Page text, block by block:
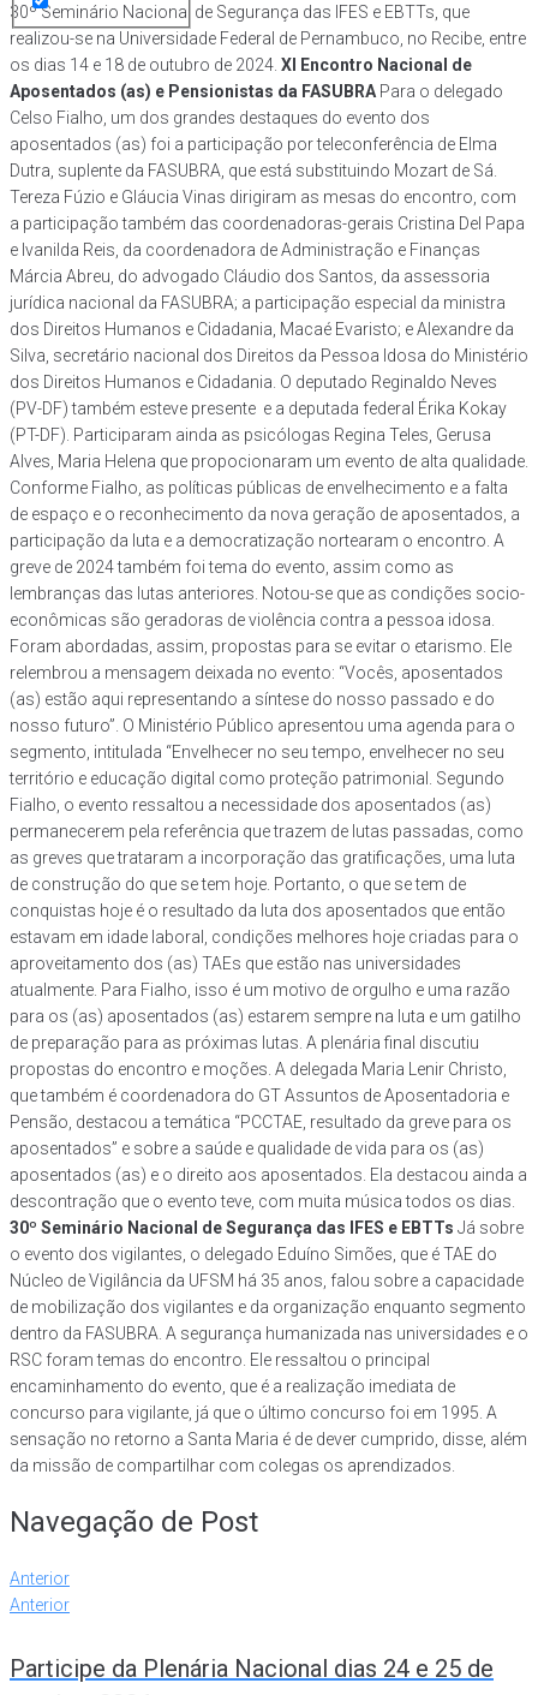
30º Seminário Nacional de Segurança das IFES e EBTTs, que
realizou-se na Universidade Federal de Pernambuco, no Recibe, entre
os dias 14 e 18 de outubro de 2024. XI Encontro Nacional de
Aposentados (as) e Pensionistas da FASUBRA Para o delegado
Celso Fialho, um dos grandes destaques do evento dos
aposentados (as) foi a participação por teleconferência de Elma
Dutra, suplente da FASUBRA, que está substituindo Mozart de Sá.
Tereza Fúzio e Gláucia Vinas dirigiram as mesas do encontro, com
a participação também das coordenadoras-gerais Cristina Del Papa
e Ivanilda Reis, da coordenadora de Administração e Finanças
Márcia Abreu, do advogado Cláudio dos Santos, da assessoria
jurídica nacional da FASUBRA; a participação especial da ministra
dos Direitos Humanos e Cidadania, Macaé Evaristo; e Alexandre da
Silva, secretário nacional dos Direitos da Pessoa Idosa do Ministério
dos Direitos Humanos e Cidadania. O deputado Reginaldo Neves
(PV-DF) também esteve presente e a deputada federal Érika Kokay
(PT-DF). Participaram ainda as psicólogas Regina Teles, Gerusa
Alves, Maria Helena que propocionaram um evento de alta qualidade.
Conforme Fialho, as políticas públicas de envelhecimento e a falta
de espaço e o reconhecimento da nova geração de aposentados, a
participação da luta e a democratização nortearam o encontro. A
greve de 2024 também foi tema do evento, assim como as
lembranças das lutas anteriores. Notou-se que as condições socio-
econômicas são geradoras de violência contra a pessoa idosa.
Foram abordadas, assim, propostas para se evitar o etarismo. Ele
relembrou a mensagem deixada no evento: “Vocês, aposentados
(as) estão aqui representando a síntese do nosso passado e do
nosso futuro”. O Ministério Público apresentou uma agenda para o
segmento, intitulada “Envelhecer no seu tempo, envelhecer no seu
território e educação digital como proteção patrimonial. Segundo
Fialho, o evento ressaltou a necessidade dos aposentados (as)
permanecerem pela referência que trazem de lutas passadas, como
as greves que trataram a incorporação das gratificações, uma luta
de construção do que se tem hoje. Portanto, o que se tem de
conquistas hoje é o resultado da luta dos aposentados que então
estavam em idade laboral, condições melhores hoje criadas para o
aproveitamento dos (as) TAEs que estão nas universidades
atualmente. Para Fialho, isso é um motivo de orgulho e uma razão
para os (as) aposentados (as) estarem sempre na luta e um gatilho
de preparação para as próximas lutas. A plenária final discutiu
propostas do encontro e moções. A delegada Maria Lenir Christo,
que também é coordenadora do GT Assuntos de Aposentadoria e
Pensão, destacou a temática “PCCTAE, resultado da greve para os
aposentados” e sobre a saúde e qualidade de vida para os (as)
aposentados (as) e o direito aos aposentados. Ela destacou ainda a
descontração que o evento teve, com muita música todos os dias.
30º Seminário Nacional de Segurança das IFES e EBTTs Já sobre
o evento dos vigilantes, o delegado Eduíno Simões, que é TAE do
Núcleo de Vigilância da UFSM há 35 anos, falou sobre a capacidade
de mobilização dos vigilantes e da organização enquanto segmento
dentro da FASUBRA. A segurança humanizada nas universidades e o
RSC foram temas do encontro. Ele ressaltou o principal
encaminhamento do evento, que é a realização imediata de
concurso para vigilante, já que o último concurso foi em 1995. A
sensação no retorno a Santa Maria é de dever cumprido, disse, além
da missão de compartilhar com colegas os aprendizados.
Navegação de Post
Anterior
Anterior
Participe da Plenária Nacional dias 24 e 25 de